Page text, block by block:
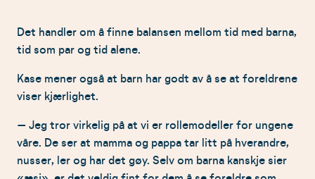
Det handler om å finne balansen mellom tid med barna,
tid som par og tid alene.
Kase mener også at barn har godt av å se at foreldrene
viser kjærlighet.
– Jeg tror virkelig på at vi er rollemodeller for ungene
våre. De ser at mamma og pappa tar litt på hverandre,
nusser, ler og har det gøy. Selv om barna kanskje sier